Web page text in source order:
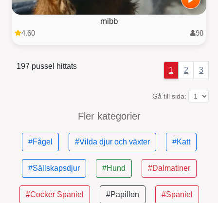
mibb
4.60 98
197 pussel hittats 1 2 3
Gå till sida:
Fler kategorier
#Fågel #Vilda djur och växter #Katt
#Sällskapsdjur #Hund #Dalmatiner
#Cocker Spaniel #Papillon #Spaniel